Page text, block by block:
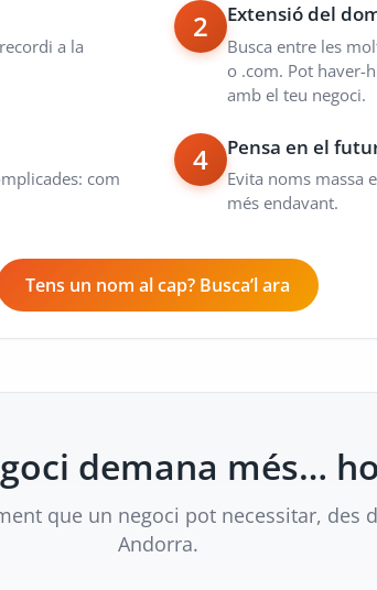
a la
2 Extensió del
Busca entre les
o .com. Pot haver-
amb el teu negoci.
com
4 Pensa en el
Evita noms massa
més endavant.
Tens un nom al cap? Busca’l ara
demana més…
que un negoci pot necessitar, des
Andorra.